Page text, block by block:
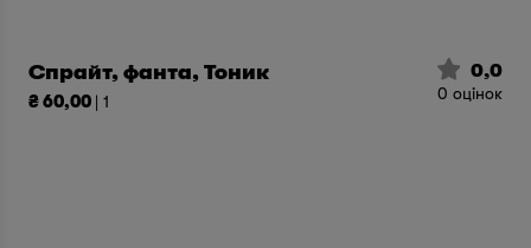
Спрайт, фанта, Тоник
₴ 60,00 | 1
0,0
0 оцінок